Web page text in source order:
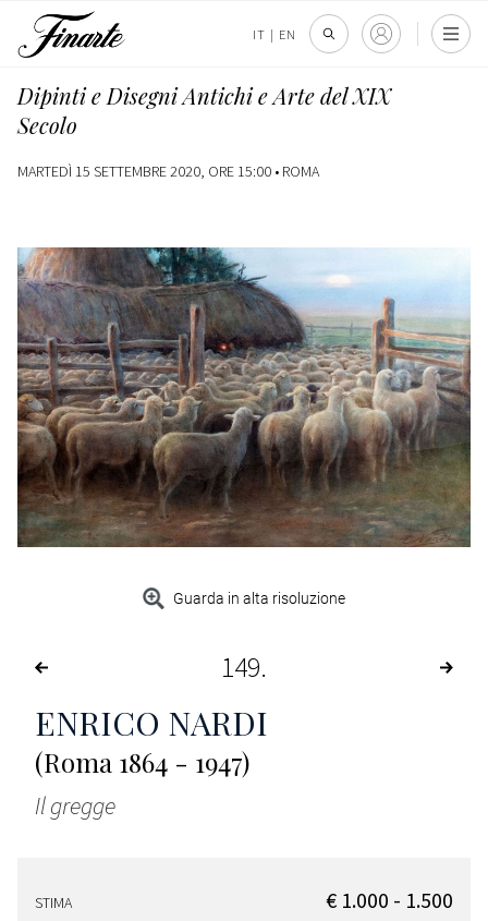
IT | EN
Dipinti e Disegni Antichi e Arte del XIX
Secolo
MARTEDÌ 15 SETTEMBRE 2020, ORE 15:00 • ROMA
Guarda in alta risoluzione
149
ENRICO NARDI
(Roma 1864 - 1947)
Il gregge
STIMA € 1.000 - 1.500